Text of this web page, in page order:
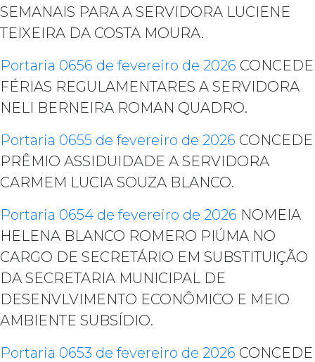
SEMANAIS PARA A SERVIDORA LUCIENE
TEIXEIRA DA COSTA MOURA.
Portaria 0656 de fevereiro de 2026 CONCEDE
FÉRIAS REGULAMENTARES A SERVIDORA
NELI BERNEIRA ROMAN QUADRO.
Portaria 0655 de fevereiro de 2026 CONCEDE
PRÊMIO ASSIDUIDADE A SERVIDORA
CARMEM LUCIA SOUZA BLANCO.
Portaria 0654 de fevereiro de 2026 NOMEIA
HELENA BLANCO ROMERO PIÚMA NO
CARGO DE SECRETÁRIO EM SUBSTITUIÇÃO
DA SECRETARIA MUNICIPAL DE
DESENVLVIMENTO ECONÔMICO E MEIO
AMBIENTE SUBSÍDIO.
Portaria 0653 de fevereiro de 2026 CONCEDE